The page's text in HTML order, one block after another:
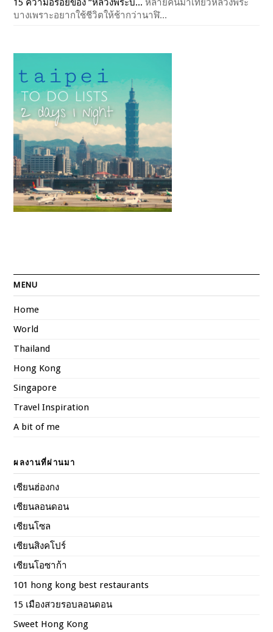
15 ความอร่อยของ “หลวงพระบ... หลายคนมาเที่ยวหลวงพระ
บางเพราะอยากใช้ชีวิตให้ช้ากว่านาฬิ...
MENU
Home
World
Thailand
Hong Kong
Singapore
Travel Inspiration
A bit of me
ผลงานที่ผ่านมา
เซียนฮ่องกง
เซียนลอนดอน
เซียนโซล
เซียนสิงคโปร์
เซียนโอซาก้า
101 hong kong best restaurants
15 เมืองสวยรอบลอนดอน
Sweet Hong Kong